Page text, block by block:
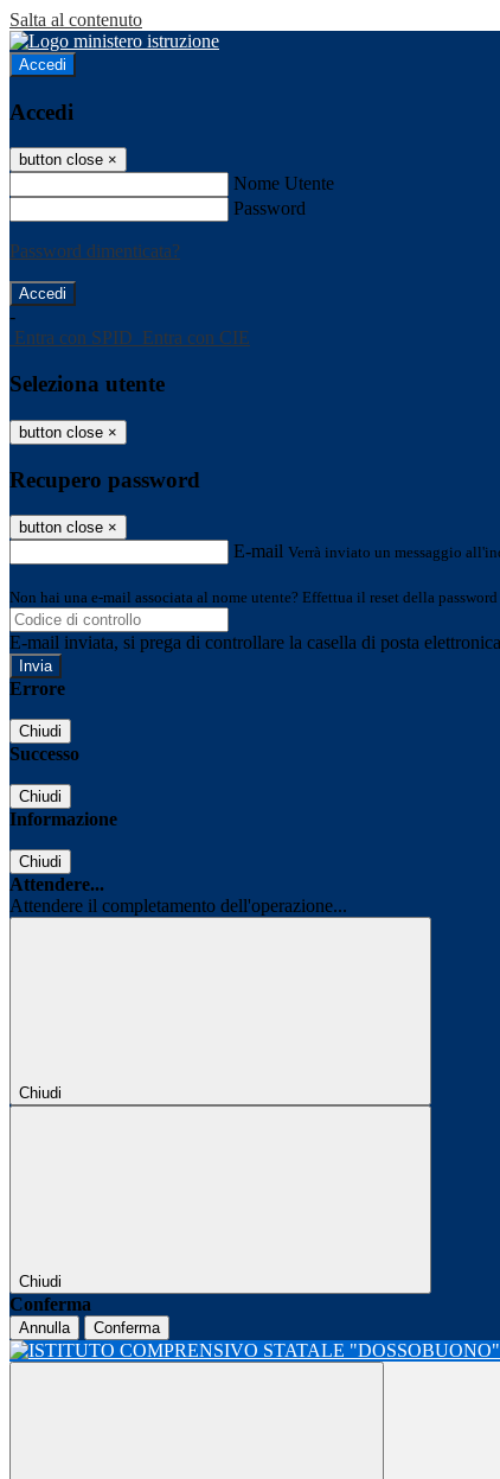
Salta al contenuto
Accedi
Accedi
button close ×
Nome Utente
Password
Password dimenticata?
-
Entra con SPID Entra con CIE
Seleziona utente
button close ×
Recupero password
button close ×
E-mail Verrà inviato un messaggio
Non hai una e-mail associata al nome utente? Effettua il reset della
E-mail inviata, si prega di controllare la casella di posta
Errore
Chiudi
Successo
Chiudi
Informazione
Chiudi
Attendere...
Attendere il completamento dell'operazione...
Chiudi
Chiudi
Conferma
Annulla Conferma